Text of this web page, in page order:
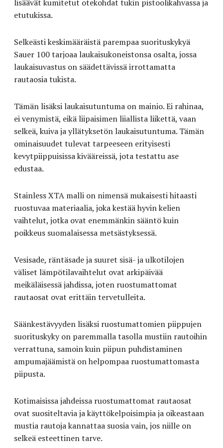
lisäävät kumitetut otekohdat tukin pistoolikahvassa ja
etutukissa.
Selkeästi keskimääräistä parempaa suorituskykyä
Sauer 100 tarjoaa laukaisukoneistonsa osalta, jossa
laukaisuvastus on säädettävissä irrottamatta
rautaosia tukista.
Tämän lisäksi laukaisutuntuma on mainio. Ei rahinaa,
ei venymistä, eikä liipaisimen liiallista liikettä, vaan
selkeä, kuiva ja yllätyksetön laukaisutuntuma. Tämän
ominaisuudet tulevat tarpeeseen erityisesti
kevytpiippuisissa kivääreissä, jota testattu ase
edustaa.
Stainless XTA malli on nimensä mukaisesti hitaasti
ruostuvaa materiaalia, joka kestää hyvin kelien
vaihtelut, jotka ovat enemmänkin sääntö kuin
poikkeus suomalaisessa metsästyksessä.
Vesisade, räntäsade ja suuret sisä- ja ulkotilojen
väliset lämpötilavaihtelut ovat arkipäivää
meikäläisessä jahdissa, joten ruostumattomat
rautaosat ovat erittäin tervetulleita.
Säänkestävyyden lisäksi ruostumattomien piippujen
suorituskyky on paremmalla tasolla mustiin rautoihin
verrattuna, samoin kuin piipun puhdistaminen
ampumajäämistä on helpompaa ruostumattomasta
piipusta.
Kotimaisissa jahdeissa ruostumattomat rautaosat
ovat suositeltavia ja käyttökelpoisimpia ja oikeastaan
mustia rautoja kannattaa suosia vain, jos niille on
selkeä esteettinen tarve.